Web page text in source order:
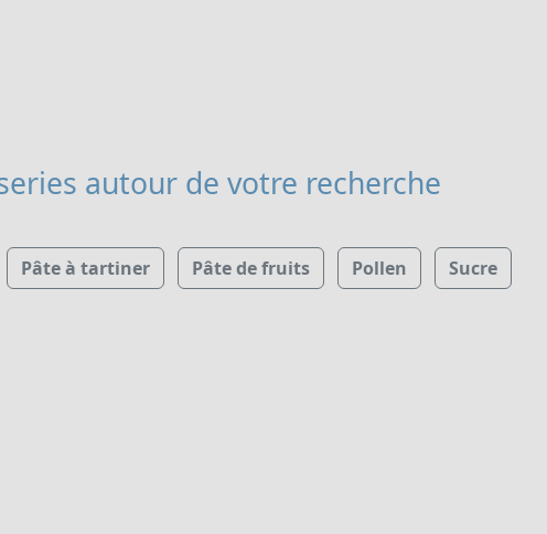
autour de votre recherche
Pâte à tartiner Pâte de fruits Pollen Sucre